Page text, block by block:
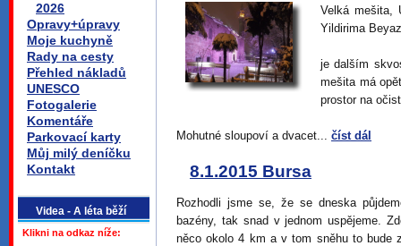
2026
Opravy+úpravy
Moje kuchyně
Rady na cesty
Přehled nákladů
UNESCO
Fotogalerie
Komentáře
Parkovací karty
Můj milý deníčku
Kontakt
Videa - A léta běží
Klikni na odkaz níže:
Velká mešita,
Yildirima
je dalším
mešita má
prostor na
Mohutné sloupoví a dvacet... číst dál
8.1.2015 Bursa
Rozhodli jsme se, že se dneska
bazény, tak snad v jednom uspějeme.
něco okolo 4 km a v tom sněhu to bude